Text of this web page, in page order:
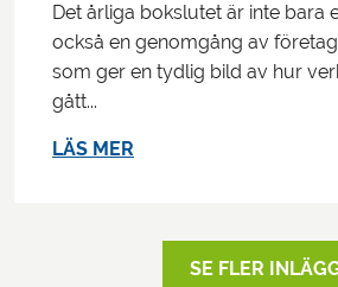
Det årliga bokslutet är inte bara
också en genomgång av
som ger en tydlig bild av hur
gått...
LÄS MER
SE FLER